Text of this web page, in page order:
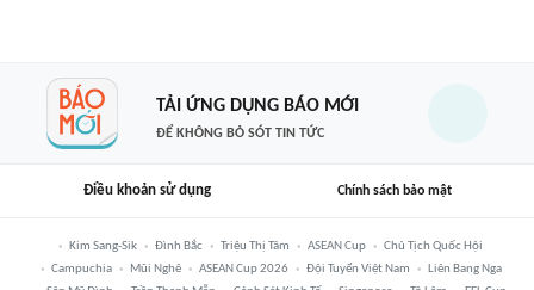
TẢI ỨNG DỤNG BÁO MỚI
ĐỂ KHÔNG BỎ SÓT TIN TỨC
Điều khoản sử dụng Chính sách bảo mật
Kim Sang-Sik Đình Bắc Triệu Thị Tâm ASEAN Cup
Chủ Tịch Quốc Hội
Campuchia
Mũi Nghê ASEAN Cup 2026 Đội Tuyển Việt Nam
Liên Bang Nga